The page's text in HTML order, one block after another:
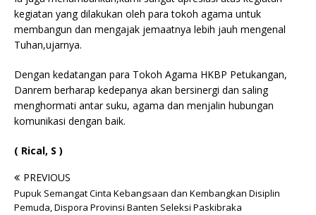
kegiatan yang dilakukan oleh para tokoh agama untuk
membangun dan mengajak jemaatnya lebih jauh mengenal
Tuhan,ujarnya.
Dengan kedatangan para Tokoh Agama HKBP Petukangan,
Danrem berharap kedepanya akan bersinergi dan saling
menghormati antar suku, agama dan menjalin hubungan
komunikasi dengan baik.
( Rical, S )
PREVIOUS
Pupuk Semangat Cinta Kebangsaan dan Kembangkan Disiplin
Pemuda, Dispora Provinsi Banten Seleksi Paskibraka